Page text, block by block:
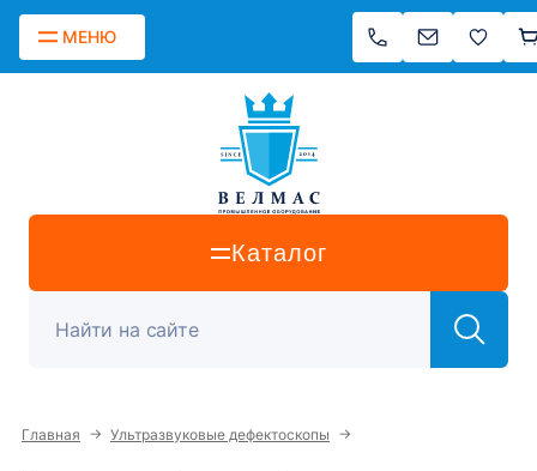
МЕНЮ
Каталог
Главная → Ультразвуковые дефектоскопы →